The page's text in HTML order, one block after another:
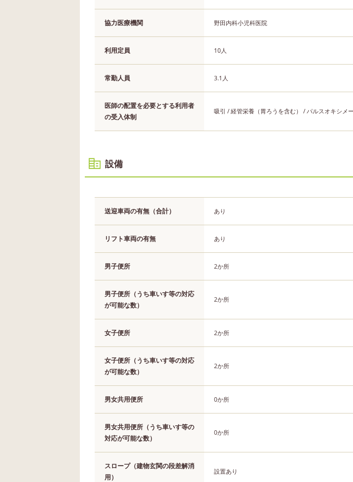
協力医療機関 野田内科小児科医院
利用定員 10人
常勤人員 3.1人
医師の配置を必要とする利用者
の受入体制
吸引 / 経管栄養（胃ろうを含む） / パルスオキシメ
設備
送迎車両の有無（合計） あり
リフト車両の有無 あり
男子便所 2か所
男子便所（うち車いす等の対応
が可能な数）
2か所
女子便所 2か所
女子便所（うち車いす等の対応
が可能な数）
2か所
男女共用便所 0か所
男女共用便所（うち車いす等の
対応が可能な数）
0か所
スロープ（建物玄関の段差解消
用）
設置あり